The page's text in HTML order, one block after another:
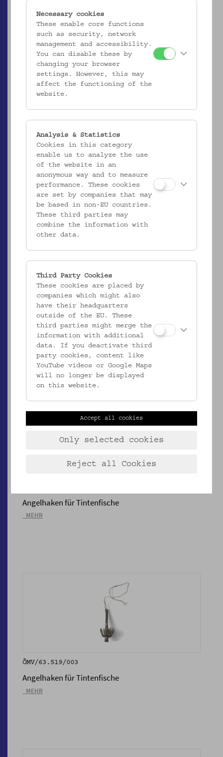
ÖMV/63.518
Angelhaken für Tintenfische
_MEHR
ÖMV/63.519/001
Angelhaken für Tintenfische
_MEHR
Angelhaken für Tintenfische
_MEHR
ÖMV/63.519/003
Angelhaken für Tintenfische
_MEHR
Necessary cookies
These enable core functions
such as security, network
management and accessibility.
You can disable these by
changing your browser
settings. However, this may
affect the functioning of the
website.
Analysis & Statistics
Cookies in this category
enable us to analyze the use
of the website in an
anonymous way and to measure
performance. These cookies
are set by companies that may
be based in non-EU countries.
These third parties may
combine the information with
other data.
Third Party Cookies
These cookies are placed by
companies which might also
have their headquarters
outside of the EU. These
third parties might merge the
information with additional
data. If you deactivate third
party cookies, content like
YouTube videos or Google Maps
will no longer be displayed
on this website.
Accept all cookies
Only selected cookies
Reject all Cookies